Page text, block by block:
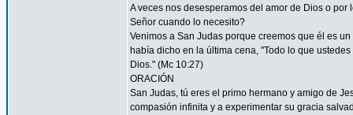
A veces nos desesperamos del amor de Dios o
Señor cuando lo necesito?
Venimos a San Judas porque creemos que él es
había dicho en la última cena, "Todo lo que
Dios." (Mc 10:27)
ORACIÓN
San Judas, tú eres el primo hermano y amigo de
compasión infinita y a experimentar su gracia